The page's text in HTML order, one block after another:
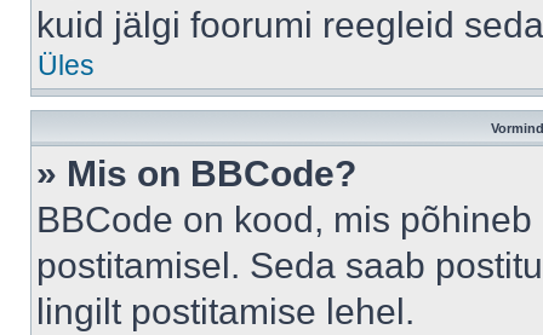
kuid jälgi foorumi reegleid
Üles
» Mis on BBCode?
BBCode on kood, mis
postitamisel. Seda saab
lingilt postitamise lehel.